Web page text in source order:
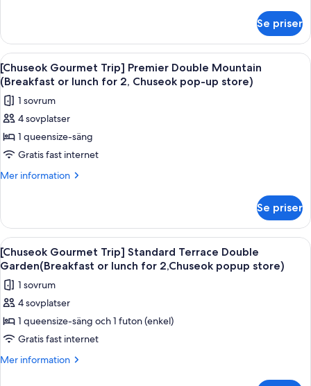
(Breakfast
or
lunch
for
2,
Chuseok
pop-
up
store)
Gourmet
Trip]
Standard
Twin
Mountain
(Breakfast
or
for
2,
pop-
Se priser
Öppna
alla
foton
för
[Chuseok
Gourmet
Trip]
Premier
(Breakfast
or
lunch
for
2,
Chuseok
pop-
up
store)
Ett hotellrum med en stor säng, ett
5
[Chuseok Gourmet Trip] Premier Double Mountain
(Breakfast or lunch for 2, Chuseok pop-up store)
1 sovrum
4 sovplatser
1 queensize-säng
Gratis fast internet
Mer information
Mer
Gourmet
Trip]
Premier
Double
(Breakfast
or
for
2,
pop-
Se priser
Öppna
alla
foton
för
[Chuseok
Gourmet
Trip]
Standard
Ett hotellrum med en stor säng, en
3
[Chuseok Gourmet Trip] Standard Terrace Double
Garden(Breakfast or lunch for 2,Chuseok popup store)
1 sovrum
4 sovplatser
1 queensize-säng och 1 futon (enkel)
Gratis fast internet
Mer information
Mer